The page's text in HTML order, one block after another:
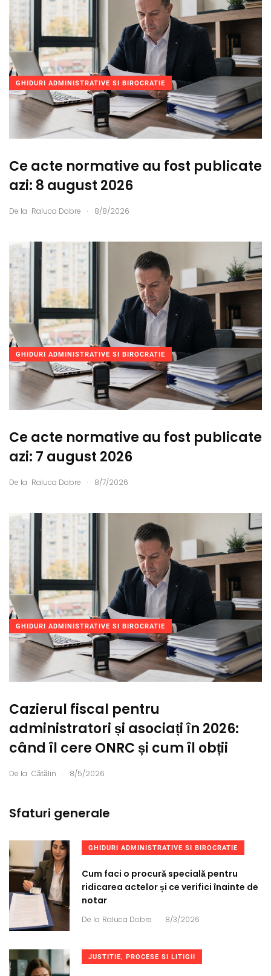
GHIDURI ADMINISTRATIVE SI BIROCRATIE
Ce acte normative au fost publicate
azi: 8 august 2026
De la Raluca Dobre . 8/8/2026
GHIDURI ADMINISTRATIVE SI BIROCRATIE
Ce acte normative au fost publicate
azi: 7 august 2026
De la Raluca Dobre . 8/7/2026
GHIDURI ADMINISTRATIVE SI BIROCRATIE
Cazierul fiscal pentru
administratori și asociați în 2026:
când îl cere ONRC și cum îl obții
De la Cătălin . 8/5/2026
Sfaturi generale
GHIDURI ADMINISTRATIVE SI BIROCRATIE
Cum faci o procură specială pentru
ridicarea actelor și ce verifici înainte de
notar
De la Raluca Dobre . 8/3/2026
JUSTITIE, PROCESE SI LITIGII